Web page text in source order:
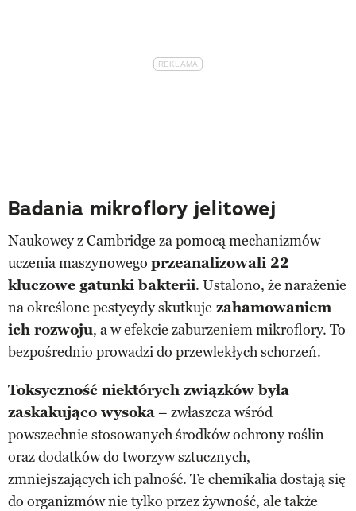
Badania mikroflory jelitowej
Naukowcy z Cambridge za pomocą mechanizmów
uczenia maszynowego przeanalizowali 22
kluczowe gatunki bakterii. Ustalono, że narażenie
na określone pestycydy skutkuje zahamowaniem
ich rozwoju, a w efekcie zaburzeniem mikroflory. To
bezpośrednio prowadzi do przewlekłych schorzeń.
Toksyczność niektórych związków była
zaskakująco wysoka– zwłaszcza wśród
powszechnie stosowanych środków ochrony roślin
oraz dodatków do tworzyw sztucznych,
zmniejszających ich palność. Te chemikalia dostają się
do organizmów nie tylko przez żywność, ale także